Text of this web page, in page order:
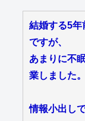
結婚する5年
ですが、
あまりに不
業しました。
情報小出し